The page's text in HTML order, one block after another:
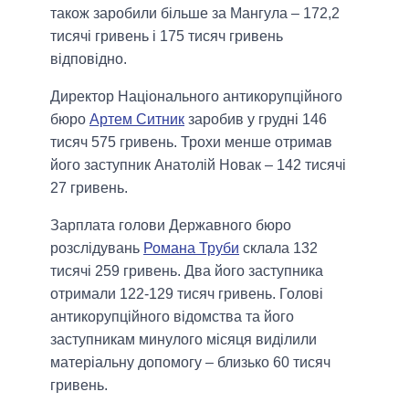
також заробили більше за Мангула – 172,2
тисячі гривень і 175 тисяч гривень
відповідно.
Директор Національного антикорупційного
бюро Артем Ситник заробив у грудні 146
тисяч 575 гривень. Трохи менше отримав
його заступник Анатолій Новак – 142 тисячі
27 гривень.
Зарплата голови Державного бюро
розслідувань Романа Труби склала 132
тисячі 259 гривень. Два його заступника
отримали 122-129 тисяч гривень. Голові
антикорупційного відомства та його
заступникам минулого місяця виділили
матеріальну допомогу – близько 60 тисяч
гривень.